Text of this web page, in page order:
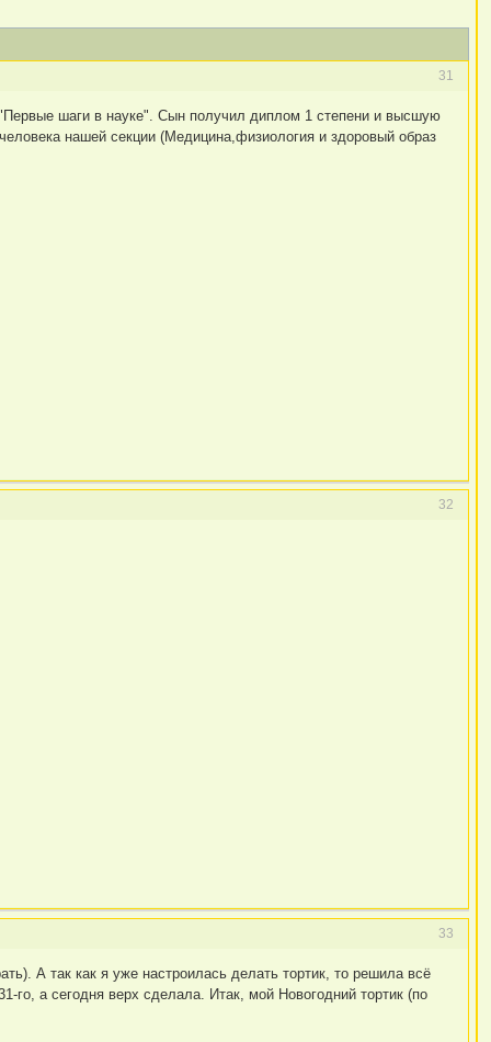
31
шаги в науке". Сын получил диплом 1 степени и высшую
нашей секции (Медицина,физиология и здоровый образ
32
33
А так как я уже настроилась делать тортик, то решила всё
го, а сегодня верх сделала. Итак, мой Новогодний тортик (по